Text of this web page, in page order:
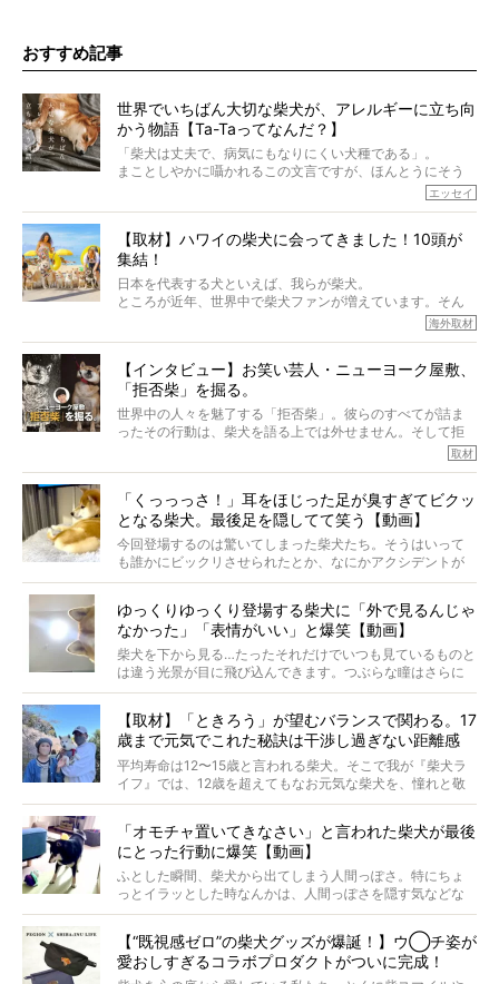
おすすめ記事
世界でいちばん大切な柴犬が、アレルギーに立ち向
かう物語【Ta-Taってなんだ？】
「柴犬は丈夫で、病気にもなりにくい犬種である」。
まことしやかに囁かれるこの文言ですが、ほんとうにそう
でも、いざそれぞれの個体を見ていくと、丈夫で病気にも
なりにくい、とは言えないような気もするのです。
実際に「病気にならない」などということはないし、飼い
主はそのためにやるべきことがある。
今回は、柴犬に関わる方たちすべてに読んで欲しい、ある
語でした。
※文章はご本人の了承を得て編集しています
※画像はすべてイメージです
※この記事は個人の感想であり、効果・効能を示すものではありません
エッセイ
【取材】ハワイの柴犬に会ってきました！10頭が
集結！
日本を代表する犬といえば、我らが柴犬。
ところが近年、世界中で柴犬ファンが増えています。そん
な中「柴犬ライフ」が目をつけたのは、南の楽園ハワイ。
そんな噂を聞きつけ、今回はハワイの柴犬たちを取材して
きました！
海外取材
【インタビュー】お笑い芸人・ニューヨーク屋敷、
「拒否柴」を掘る。
世界中の人々を魅了する「拒否柴」。彼らのすべてが詰ま
ったその行動は、柴犬を語る上では外せません。そして拒
否柴がここまで話題になるのは、“映える”ことも理由のひと
がるのでしょうか。
最近版画製作を始めた、お笑いコンビ「ニューヨーク」の
屋敷裕政さんに、拒否柴を掘っていただきました！ イン
タビューと合わせてご覧ください。
取材
「くっっっさ！」耳をほじった足が臭すぎてビクッ
となる柴犬。最後足を隠してて笑う【動画】
今回登場するのは驚いてしまった柴犬たち。そうはいって
も誰かにビックリさせられたとか、なにかアクシデントが
起きたとか、そういうことが原因ではありません。全ての
ゆっくりゆっくり登場する柴犬に「外で見るんじゃ
なかった」「表情がいい」と爆笑【動画】
柴犬を下から見る…たったそれだけでいつも見ているものと
は違う光景が目に飛び込んできます。つぶらな瞳はさらに
つぶらに見え、モフモフのお顔はさらにモフモフに見えま
【取材】「ときろう」が望むバランスで関わる。17
歳まで元気でこれた秘訣は干渉し過ぎない距離感
#38ときろう
平均寿命は12〜15歳と言われる柴犬。そこで我が『柴犬ラ
イフ』では、12歳を超えてもなお元気な柴犬を、憧れと敬
意を込めて“レジェンド柴”と呼んでいます。 この特集で
ォーカスし、その元気の秘訣や、老犬と暮らすうえで大切
だと思うことを、オーナーさんに語っていただきます。今
回登場してくれたのは、17歳のときろうくん。小さい頃か
ら食が細かったため、何でも食べさせてきたということで
「オモチャ置いてきなさい」と言われた柴犬が最後
にとった行動に爆笑【動画】
ふとした瞬間、柴犬から出てしまう人間っぽさ。特にちょ
っとイラッとした時なんかは、人間っぽさを隠す気などな
いように見えます。もしかして本当の本当は、中身は人間
【“既視感ゼロ”の柴犬グッズが爆誕！】ウ◯チ姿が
愛おしすぎるコラボプロダクトがついに完成！